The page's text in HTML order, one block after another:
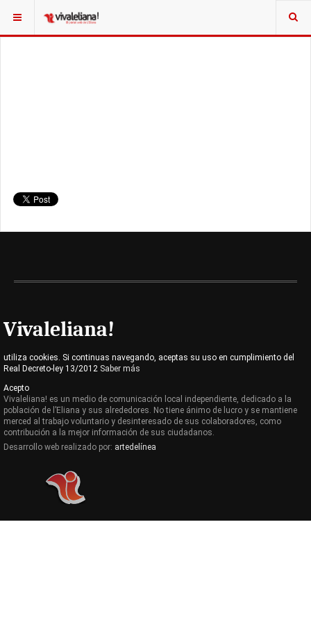
Vivaleliana!
utiliza cookies. Si continuas navegando, aceptas su uso en cumplimiento del
Real Decreto-ley 13/2012 Saber más
Acepto
Vivaleliana! es un medio de comunicación local independiente, dedicado a la
población de l’Eliana y sus alrededores. No tiene ánimo de lucro y se mantiene
merced al trabajo voluntario y desinteresado de sus colaboradores, como
contribución a la mejor información de sus ciudadanos.
Desarrollo web realizado por: artedelínea